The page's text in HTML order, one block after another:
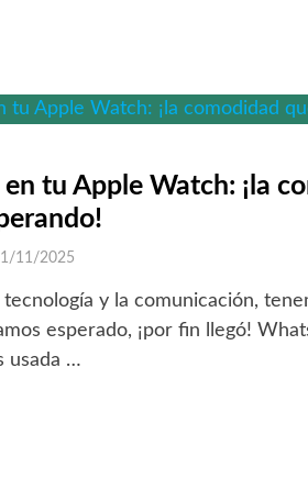
tu Apple Watch: ¡la
11/2025
tecnología y la comunicación,
esperado, ¡por fin llegó!
usada …